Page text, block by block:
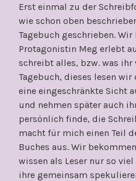
Erst einmal zu der
wie schon oben
Tagebuch geschrieben.
Protagonistin Meg erlebt
schreibt alles, bzw. was
Tagebuch, dieses lesen
eine eingeschränkte Sicht
und nehmen später auch
persönlich finde, die
macht für mich einen Teil
Buches aus. Wir
wissen als Leser nur so
ihre gemeinsam